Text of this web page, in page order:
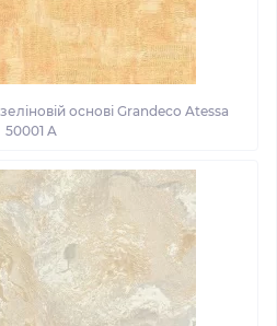
основі Grandeco Atessa
50001 A